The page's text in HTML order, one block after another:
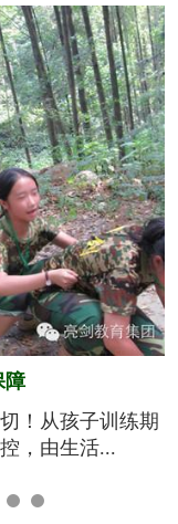
地
设备齐全，军事
安全，纪...